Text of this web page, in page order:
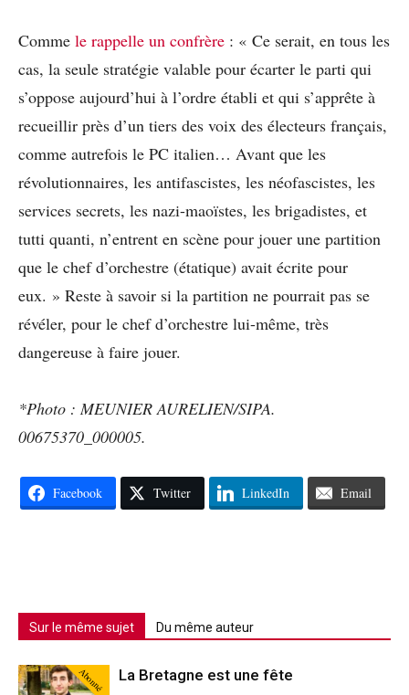
Comme le rappelle un confrère : « Ce serait, en tous les
cas, la seule stratégie valable pour écarter le parti qui
s’oppose aujourd’hui à l’ordre établi et qui s’apprête à
recueillir près d’un tiers des voix des électeurs français,
comme autrefois le PC italien… Avant que les
révolutionnaires, les antifascistes, les néofascistes, les
services secrets, les nazi-maoïstes, les brigadistes, et
tutti quanti, n’entrent en scène pour jouer une partition
que le chef d’orchestre (étatique) avait écrite pour
eux. » Reste à savoir si la partition ne pourrait pas se
révéler, pour le chef d’orchestre lui-même, très
dangereuse à faire jouer.
*Photo : MEUNIER AURELIEN/SIPA.
00675370_000005.
Facebook Twitter LinkedIn Email
Sur le même sujet Du même auteur
Abonné La Bretagne est une fête